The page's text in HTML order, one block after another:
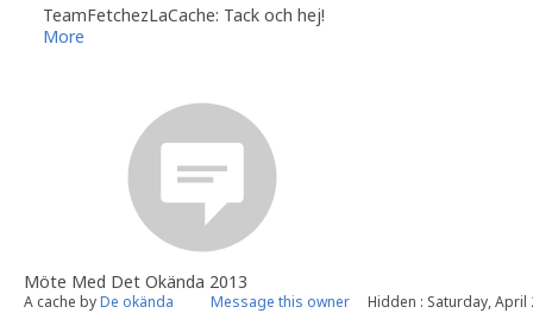
TeamFetchezLaCache: Tack och hej!
More
Möte Med Det Okända 2013
A cache byDe okända Message this owner Hidden : Saturday, April